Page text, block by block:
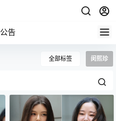
公告
全部标签 闵熙珍